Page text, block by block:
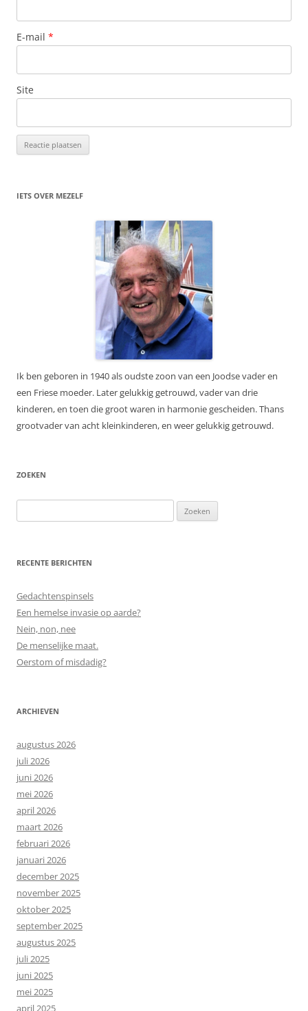
E-mail *
Site
IETS OVER MEZELF
Ik ben geboren in 1940 als oudste zoon van een Joodse vader en
een Friese moeder. Later gelukkig getrouwd, vader van drie
kinderen, en toen die groot waren in harmonie gescheiden. Thans
grootvader van acht kleinkinderen, en weer gelukkig getrouwd.
ZOEKEN
naar:
RECENTE BERICHTEN
Gedachtenspinsels
Een hemelse invasie op aarde?
Nein, non, nee
De menselijke maat.
Oerstom of misdadig?
ARCHIEVEN
augustus 2026
juli 2026
juni 2026
mei 2026
april 2026
maart 2026
februari 2026
januari 2026
december 2025
november 2025
oktober 2025
september 2025
augustus 2025
juli 2025
juni 2025
mei 2025
april 2025